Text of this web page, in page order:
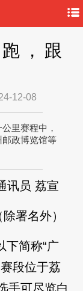
，跟
12-08
里赛程中，
政博览馆等
讯员 荔宣
署名外）
下简称“广
段位于荔
手可尽览白